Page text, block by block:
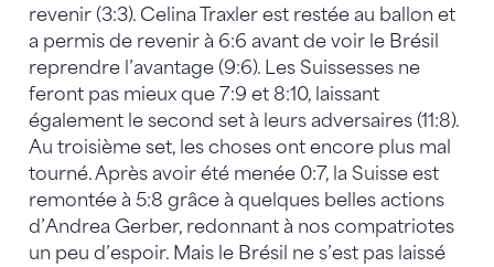
revenir (3:3). Celina Traxler est restée au ballon et
a permis de revenir à 6:6 avant de voir le Brésil
reprendre l’avantage (9:6). Les Suissesses ne
feront pas mieux que 7:9 et 8:10, laissant
également le second set à leurs adversaires (11:8).
Au troisième set, les choses ont encore plus mal
tourné. Après avoir été menée 0:7, la Suisse est
remontée à 5:8 grâce à quelques belles actions
d’Andrea Gerber, redonnant à nos compatriotes
un peu d’espoir. Mais le Brésil ne s’est pas laissé